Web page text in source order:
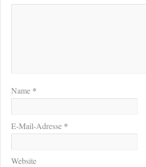
Name *
E-Mail-Adresse *
Website